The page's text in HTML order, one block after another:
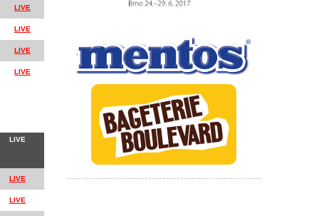
LIVE
LIVE
LIVE
LIVE
LIVE
LIVE
LIVE